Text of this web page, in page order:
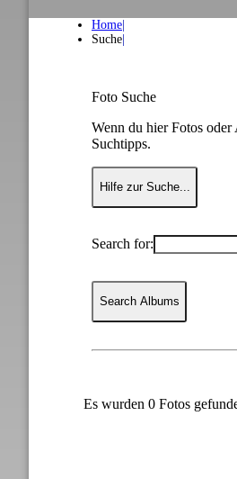
Home
Suche
Foto Suche
Wenn du hier Fotos
Suchtipps.
Hilfe zur Suche...
Search for:
Search Albums
Es wurden 0 Fotos